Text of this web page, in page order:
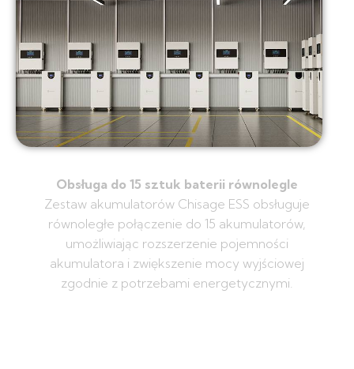
Obsługa do 15 sztuk baterii równolegle
Zestaw akumulatorów Chisage ESS obsługuje
równoległe połączenie do 15 akumulatorów,
umożliwiając rozszerzenie pojemności
akumulatora i zwiększenie mocy wyjściowej
zgodnie z potrzebami energetycznymi.